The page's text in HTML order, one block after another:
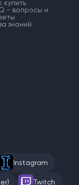
купить
- вопросы и
знаний
Instagram
Twitch